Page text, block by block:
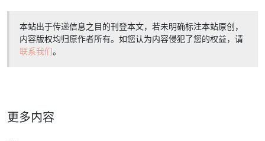
本站出于传递信息之目的刊登本文，若未明确标注本站原创，
内容版权均归原作者所有。如您认为内容侵犯了您的权益，请
联系我们。
更多内容